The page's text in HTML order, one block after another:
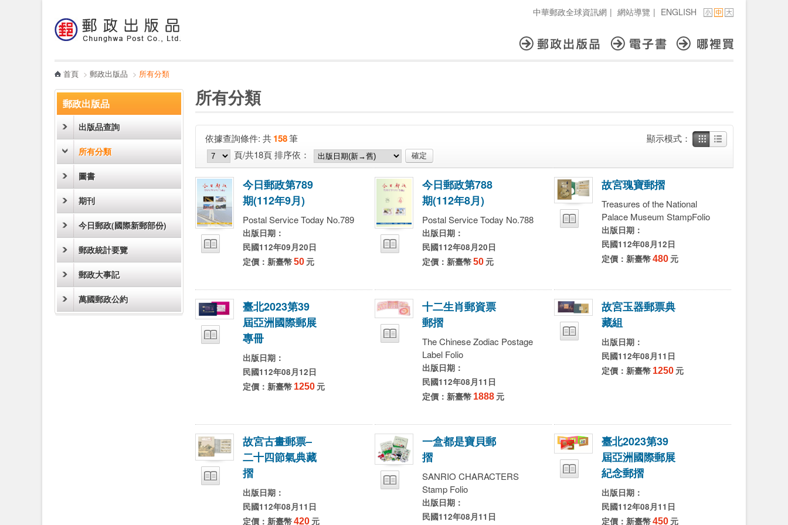
中華郵政全球資訊網 | 網站導覽 | ENGLISH
哪裡買
首頁 > 郵政出版品 > 所有分類
郵政出版品
出版品查詢
所有分類
圖書
期刊
今日郵政(國際新郵部份)
郵政統計要覽
郵政大事記
萬國郵政公約
所有分類
依據查詢條件: 共158筆
頁/共18頁排序依：
顯示模式：
圖片模式列表模式
今日郵政第789
期(112年9月)
Postal Service Today No.789
出版日期：
民國112年09月20日
定價：新臺幣50 元
今日郵政第788
期(112年8月)
Postal Service Today No.788
出版日期：
民國112年08月20日
定價：新臺幣50 元
故宮瑰寶郵摺
Treasures of the National
Palace Museum StampFolio
出版日期：
民國112年08月12日
定價：新臺幣480 元
臺北2023第39
屆亞洲國際郵展
專冊
出版日期：
民國112年08月12日
定價：新臺幣 1250 元
十二生肖郵資票
郵摺
The Chinese Zodiac Postage
Label Folio
出版日期：
民國112年08月11日
定價：新臺幣 1888 元
故宮玉器郵票典
藏組
出版日期：
民國112年08月11日
定價：新臺幣 1250 元
故宮古畫郵票–
二十四節氣典藏
摺
出版日期：
民國112年08月11日
定價：新臺幣420 元
一盒都是寶貝郵
摺
SANRIO CHARACTERS
Stamp Folio
出版日期：
民國112年08月11日
臺北2023第39
屆亞洲國際郵展
紀念郵摺
出版日期：
民國112年08月11日
定價：新臺幣450 元